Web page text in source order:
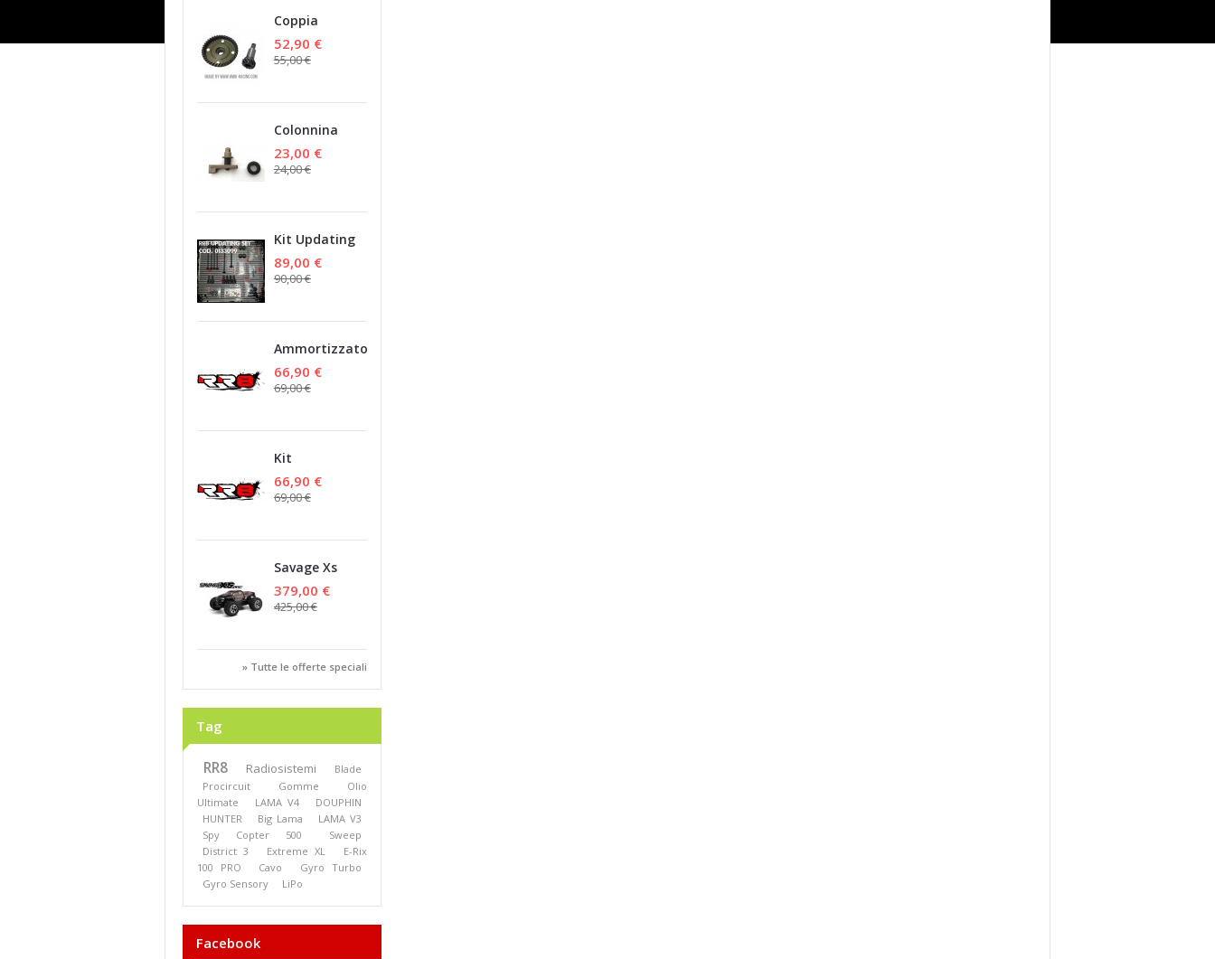
Coppia
Conica
Elicoidale
52,90 €
55,00 €
Colonnina
Posteriore
Flessibile Per
23,00 €
24,00 €
Kit Updating
set
89,00 €
90,00 €
Ammortizzatori
Anteriori (Set)
66,90 €
69,00 €
Kit
ammortizzatori
posteriori
66,90 €
69,00 €
Savage Xs
Flux
379,00 €
425,00 €
» Tutte le offerte speciali
Tag
RR8 Radiosistemi
Blade
Procircuit
Gomme
Olio
Ultimate
LAMA V4
DOUPHIN
HUNTER
Big Lama
LAMA V3
Spy Copter 500
Sweep
District 3
Extreme XL
E-Rix
100 PRO
Cavo
Gyro Turbo
Gyro Sensory
LiPo
Facebook